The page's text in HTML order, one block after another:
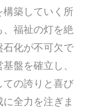
築していく所
福祉の灯を絶
化が不可欠で
盤を確立し、
ての誇りと喜び
全力を注ぎま